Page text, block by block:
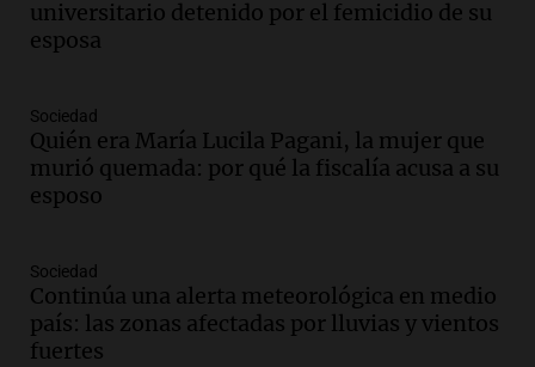
Panorama Federal
Episodios
ayuda por problemas de fertilidad y la
ostentación de millonarios
Amamos Argentina
Episodios
avanza con testimonios clave sobre el
accidente en Villa Dolores
Panorama Federal
universitario detenido por el femicidio de su
esposa
Sociedad
Quién era María Lucila Pagani, la mujer que
murió quemada: por qué la fiscalía acusa a su
esposo
Sociedad
Continúa una alerta meteorológica en medio
país: las zonas afectadas por lluvias y vientos
fuertes